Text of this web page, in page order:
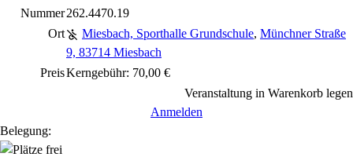
Nummer262.4470.19
Ort
Miesbach, Sporthalle Grundschule, Münchner Straße
9, 83714 Miesbach
PreisKerngebühr: 70,00 €
Veranstaltung in Warenkorb legen
Anmelden
Belegung: